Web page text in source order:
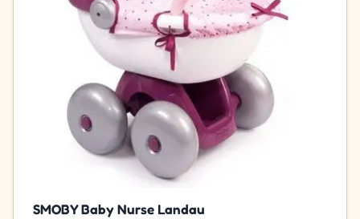
SMOBY Baby Nurse Landau